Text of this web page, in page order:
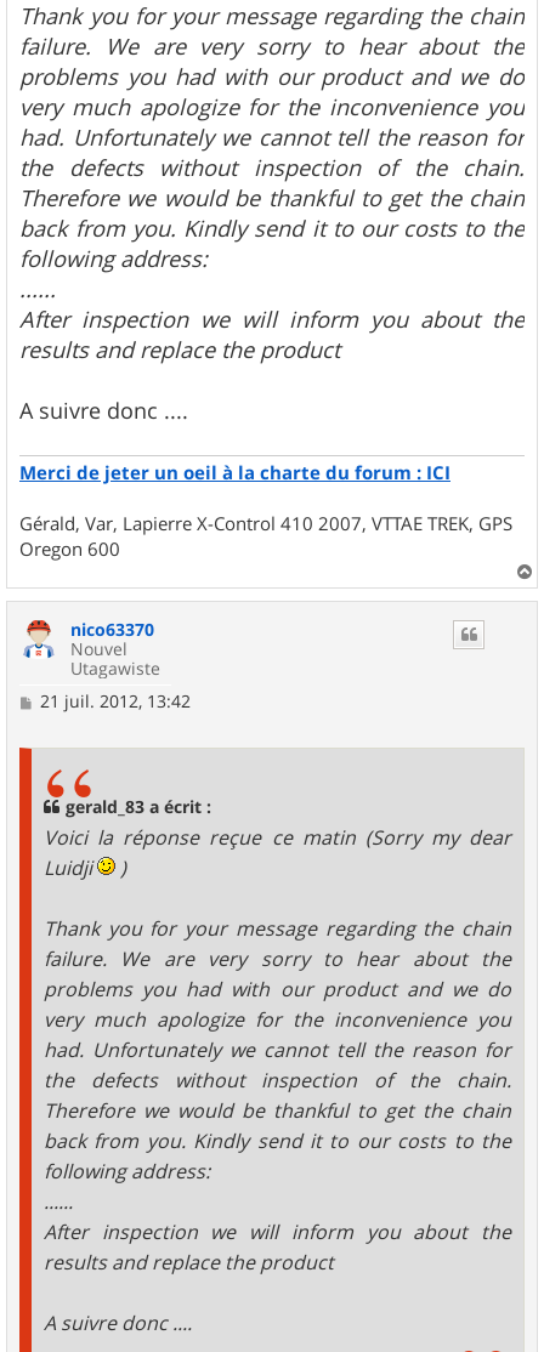
Thank you for your message regarding the chain
failure. We are very sorry to hear about the
problems you had with our product and we do
very much apologize for the inconvenience you
had. Unfortunately we cannot tell the reason for
the defects without inspection of the chain.
Therefore we would be thankful to get the chain
back from you. Kindly send it to our costs to the
following address:
......
After inspection we will inform you about the
results and replace the product
A suivre donc ....
Merci de jeter un oeil à la charte du forum : ICI
Gérald, Var, Lapierre X-Control 410 2007, VTTAE TREK, GPS
Oregon 600
a
nico63370
Nouvel
Utagawiste
M
21 juil. 2012, 13:42
gerald_83 a écrit :
Voici la réponse reçue ce matin (Sorry my dear
Luidji
)
Thank you for your message regarding the chain
failure. We are very sorry to hear about the
problems you had with our product and we do
very much apologize for the inconvenience you
had. Unfortunately we cannot tell the reason for
the defects without inspection of the chain.
Therefore we would be thankful to get the chain
back from you. Kindly send it to our costs to the
following address:
......
After inspection we will inform you about the
results and replace the product
A suivre donc ....